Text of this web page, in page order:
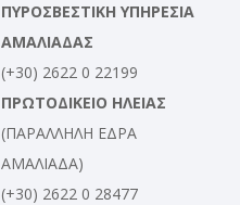
ΠΥΡΟΣΒΕΣΤΙΚΗ ΥΠΗΡΕΣΙΑ
ΑΜΑΛΙΑΔΑΣ
(+30) 2622 0 22199
ΠΡΩΤΟΔΙΚΕΙΟ ΗΛΕΙΑΣ
(ΠΑΡΑΛΛΗΛΗ ΕΔΡΑ
ΑΜΑΛΙΑΔΑ)
(+30) 2622 0 28477